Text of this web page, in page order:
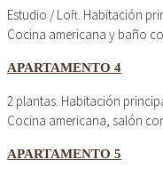
Estudio / Loft. Habitación
Cocina americana y baño
APARTAMENTO 4
2 plantas. Habitación
Cocina americana, salón
APARTAMENTO 5